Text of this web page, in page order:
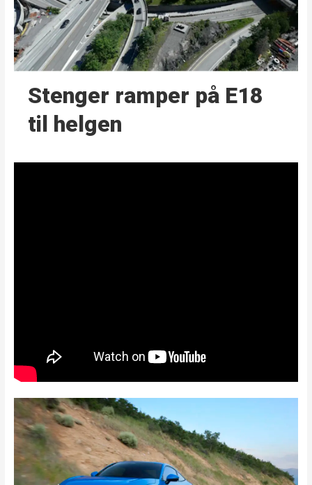
Stenger ramper på E18
til helgen